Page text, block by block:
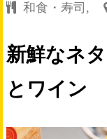
和食・寿司,
新鮮なネ
とワイン